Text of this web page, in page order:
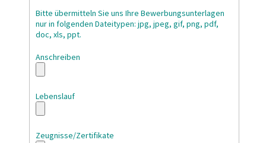
Bitte übermitteln Sie uns Ihre Bewerbungsunterlagen
nur in folgenden Dateitypen: jpg, jpeg, gif, png, pdf,
doc, xls, ppt.
Anschreiben
Lebenslauf
Zeugnisse/Zertifikate